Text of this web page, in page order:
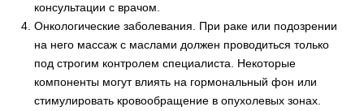
консультации с врачом.
Онкологические заболевания. При раке или подозрении
на него массаж с маслами должен проводиться только
под строгим контролем специалиста. Некоторые
компоненты могут влиять на гормональный фон или
стимулировать кровообращение в опухолевых зонах.